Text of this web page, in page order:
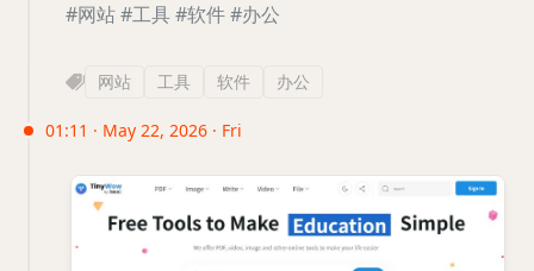
#网站#工具#软件#办公
网站 工具 软件 办公
01:11 · May 22, 2026 · Fri